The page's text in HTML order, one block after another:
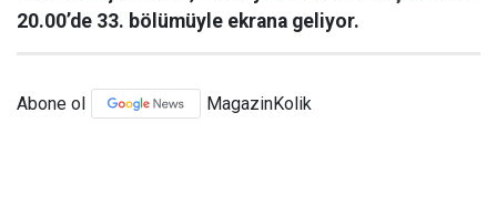
20.00’de 33. bölümüyle ekrana geliyor.
Abone ol MagazinKolik